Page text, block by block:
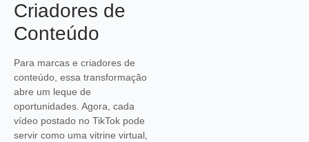
Criadores de
Conteúdo
Para marcas e criadores de
conteúdo, essa transformação
abre um leque de
oportunidades. Agora, cada
vídeo postado no TikTok pode
servir como uma vitrine virtual,